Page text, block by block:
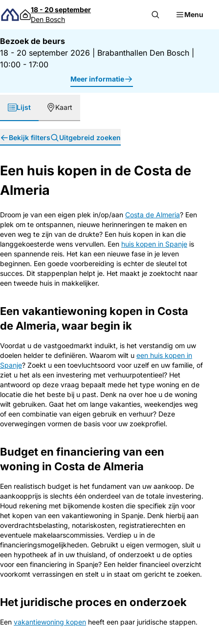
Direct naar inhoud
18 - 20 september
Den Bosch
Menu
Bezoek de beurs
18 - 20 september 2026
Brabanthallen Den Bosch
10:00 - 17:00
Meer informatie
Lijst Kaart
Bekijk filters Uitgebreid zoeken
Een huis kopen in de Costa de
Almeria
Droom je van een eigen plek in/op/aan Costa de Almeria? Een
plek om te ontspannen, nieuwe herinneringen te maken en
even weg te zijn van de drukte? Een huis kopen in kan die
langgekoesterde wens vervullen. Een huis kopen in Spanje is
een spannende reis. Het kan een nieuwe fase in je leven
beginnen. Een goede voorbereiding is echter de sleutel tot
succes. Dit stappenplan helpt je. Het maakt je zoektocht naar
een tweede huis in makkelijker.
Een vakantiewoning kopen in Costa
de Almeria, waar begin ik
Voordat u de vastgoedmarkt induikt, is het verstandig om uw
doelen helder te definiëren. Waarom wilt u een huis kopen in
Spanje? Zoekt u een toevluchtsoord voor uzelf en uw familie, of
ziet u het als een investering met verhuurpotentieel? Het
antwoord op deze vraag bepaalt mede het type woning en de
locatie die het beste bij u past. Denk na over hoe u de woning
wilt gebruiken. Gaat het om lange vakanties, weekendjes weg
of een combinatie van eigen gebruik en verhuur? Deze
overwegingen vormen de basis voor uw zoekprofiel.
Budget en financiering van een
woning in Costa de Almeria
Een realistisch budget is het fundament van uw aankoop. De
aankoopprijs is slechts één onderdeel van de totale investering.
Houd rekening met bijkomende kosten die specifiek zijn voor
het kopen van een vakantiewoning in Spanje. Denk hierbij aan
overdrachtsbelasting, notariskosten, registratierechten en
eventuele makelaarscommissies. Verdiep u in de
financieringsmogelijkheden. Gebruikt u eigen vermogen, sluit u
een hypotheek af in uw thuisland, of onderzoekt u de opties
voor een financiering in Spanje? Een helder financieel overzicht
voorkomt verrassingen en stelt u in staat om gericht te zoeken.
Het juridische proces en onderzoek
Een vakantiewoning kopen heeft een paar juridische stappen.